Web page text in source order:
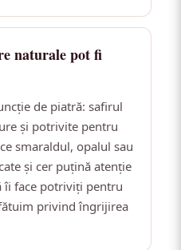
naturale pot fi
de piatră: safirul
și potrivite pentru
smaraldul, opalul sau
și cer puțină atenție
îi face potriviți pentru
privind îngrijirea